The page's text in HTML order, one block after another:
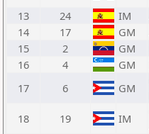
13
24 IM
14
17 GM
15
2 GM
16
4 GM
17
6 GM
18 19 IM